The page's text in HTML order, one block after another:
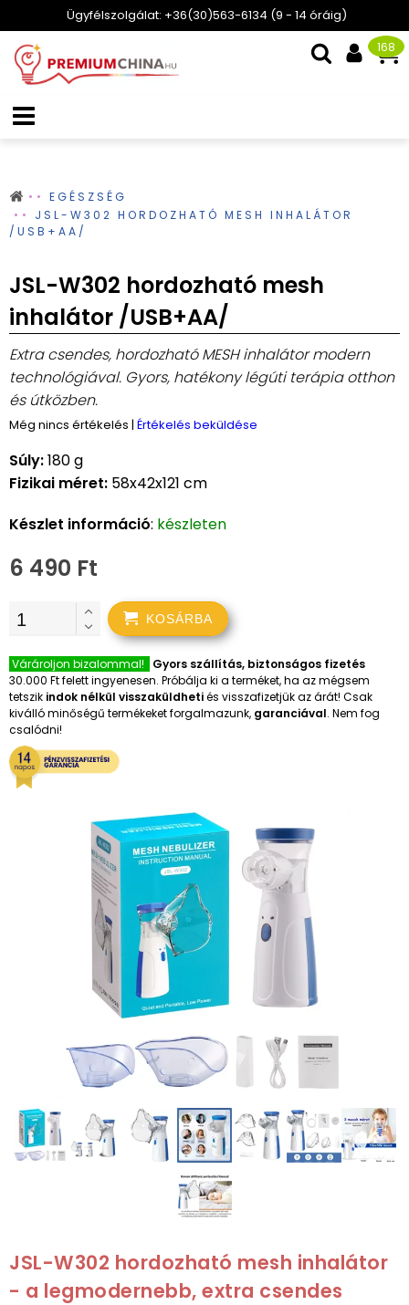
Ügyfélszolgálat: +36(30)563-6134 (9 - 14 óráig)
168
EGÉSZSÉG
JSL-W302 HORDOZHATÓ MESH INHALÁTOR
/USB+AA/
JSL-W302 hordozható mesh
inhalátor /USB+AA/
Extra csendes, hordozható MESH inhalátor modern
technológiával. Gyors, hatékony légúti terápia otthon
és útközben.
Még nincs értékelés | Értékelés beküldése
Súly:180 g
Fizikai méret: 58x42x121 cm
Készlet információ: készleten
6 490 Ft
KOSÁRBA
Várároljon bizalommal!
Gyors szállítás, biztonságos fizetés
30.000 Ft felett ingyenesen. Próbálja ki a terméket, ha az mégsem
tetszik indok nélkül visszaküldhetiés visszafizetjük az árát! Csak
kiválló minőségű termékeket forgalmazunk, garanciával. Nem fog
csalódni!
JSL-W302 hordozható mesh inhalátor
- a legmodernebb, extra csendes